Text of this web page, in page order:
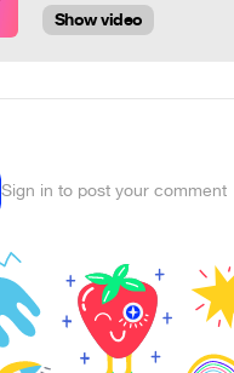
Show video
Sign in to post your comment